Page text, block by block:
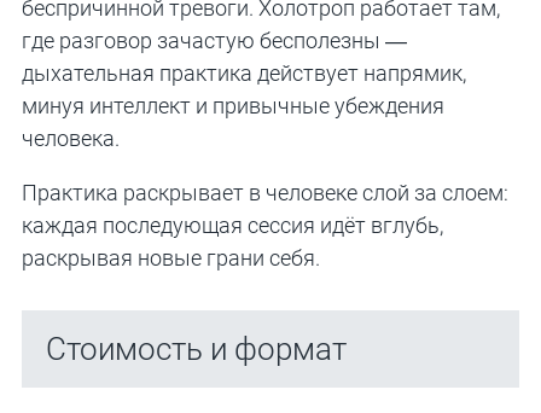
беспричинной тревоги. Холотроп работает там,
где разговор зачастую бесполезны —
дыхательная практика действует напрямик,
минуя интеллект и привычные убеждения
человека.
Практика раскрывает в человеке слой за слоем:
каждая последующая сессия идёт вглубь,
раскрывая новые грани себя.
Стоимость и формат